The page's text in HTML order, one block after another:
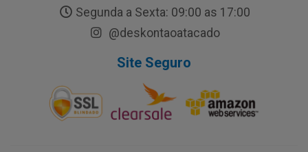
Segunda a Sexta: 09:00 as 17:00
@deskontaoatacado
Site Seguro